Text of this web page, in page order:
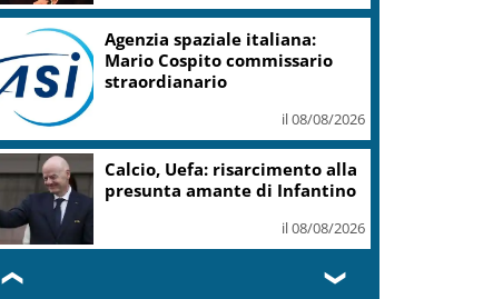
Agenzia spaziale italiana:
Mario Cospito commissario
straordianario
il 08/08/2026
Calcio, Uefa: risarcimento alla
presunta amante di Infantino
il 08/08/2026
❮ ❯